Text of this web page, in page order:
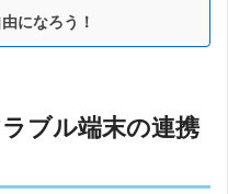
になろう！
ブル端末の連携